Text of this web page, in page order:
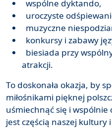
wspólne dyktando,
uroczyste
muzyczne
konkursy i zabawy
biesiada przy
atrakcji.
To doskonała okazja, by
miłośnikami pięknej
uśmiechnąć się i
jest częścią naszej kultury